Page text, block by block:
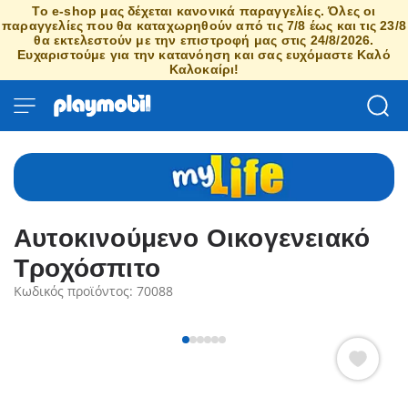
Το e-shop μας δέχεται κανονικά παραγγελίες. Όλες οι
παραγγελίες που θα καταχωρηθούν από τις 7/8 έως και τις 23/8
θα εκτελεστούν με την επιστροφή μας στις 24/8/2026.
Ευχαριστούμε για την κατανόηση και σας ευχόμαστε Καλό
Καλοκαίρι!
Αυτοκινούμενο Οικογενειακό
Τροχόσπιτο
Κωδικός προϊόντος: 70088